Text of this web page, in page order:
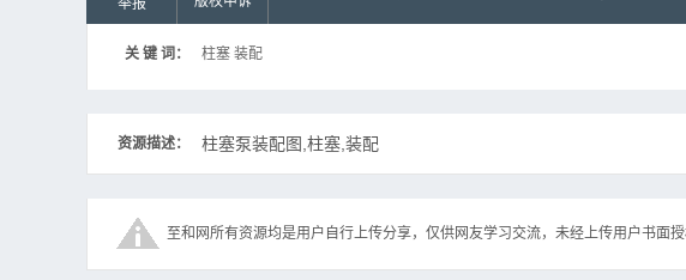
关 键 词： 柱塞 装配
资源描述： 柱塞泵装配图,柱塞,装配
至和网所有资源均是用户自行上传分享，仅供网友学习交流，未经上传用户书面授